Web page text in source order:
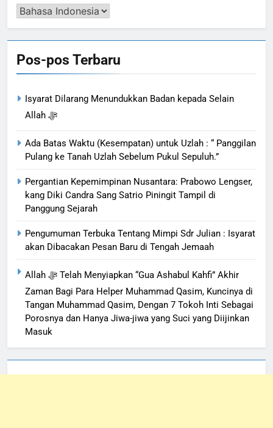
Pengalih
Pos-pos Terbaru
Isyarat Dilarang Menundukkan Badan kepada Selain
Allah ﷻ
Ada Batas Waktu (Kesempatan) untuk Uzlah : “ Panggilan
Pulang ke Tanah Uzlah Sebelum Pukul Sepuluh.”
Pergantian Kepemimpinan Nusantara: Prabowo Lengser,
kang Diki Candra Sang Satrio Piningit Tampil di
Panggung Sejarah
Pengumuman Terbuka Tentang Mimpi Sdr Julian : Isyarat
akan Dibacakan Pesan Baru di Tengah Jemaah
Allah ﷻ Telah Menyiapkan “Gua Ashabul Kahfi” Akhir
Zaman Bagi Para Helper Muhammad Qasim, Kuncinya di
Tangan Muhammad Qasim, Dengan 7 Tokoh Inti Sebagai
Porosnya dan Hanya Jiwa-jiwa yang Suci yang Diijinkan
Masuk